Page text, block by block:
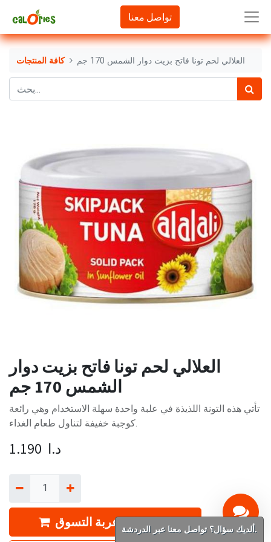
تواصل معنا
كافة المنتجات العلالي لحم تونا فاتح بزيت دوار الشمس 170 جم
العلالي لحم تونا فاتح بزيت دوار
الشمس 170 جم
تأتي هذه التونة اللذيذة في علبة واحدة سهلة الاستخدام وهي رائعة
كوجبة خفيفة لتناول طعام الغداء.
1.190 د.ا
إضافة إلى عربة التسوق
ألديك سؤال؟ تواصل معنا عبر الدردشة.